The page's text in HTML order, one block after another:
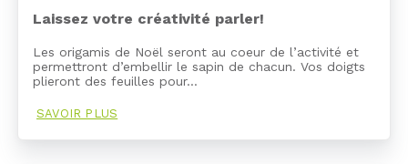
Laissez votre créativité parler!
Les origamis de Noël seront au coeur de l’activité et
permettront d’embellir le sapin de chacun. Vos doigts
plieront des feuilles pour…
SAVOIR PLUS